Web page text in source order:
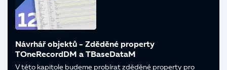
Návrhář objektů - Zděděné property
TOneRecordDM a TBaseDataM
V této kapitole budeme probírat zděděné property pro